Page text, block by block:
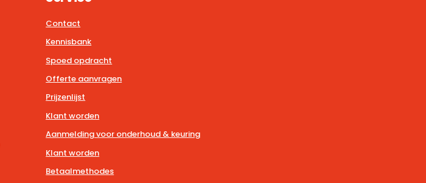
Contact
Kennisbank
Spoed opdracht
Offerte aanvragen
Prijzenlijst
Klant worden
Aanmelding voor onderhoud & keuring
Klant worden
Betaalmethodes